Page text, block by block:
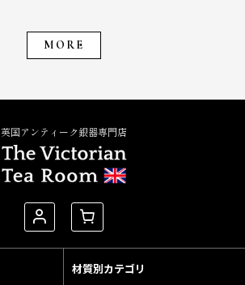
MORE
英国アンティーク銀器専門店
材質別カテゴリ